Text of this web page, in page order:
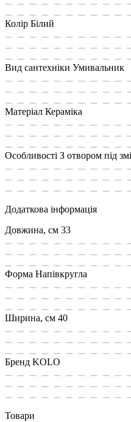
Колір Білий
Вид сантехніки Умивальник
Матеріал Кераміка
Особливості З отвором під
Додаткова інформація
Довжина, см 33
Форма Напівкругла
Ширина, см 40
Бренд KOLO
Товари